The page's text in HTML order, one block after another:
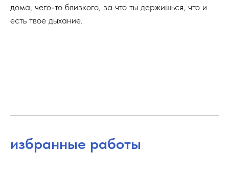
дома, чего-то близкого, за что ты держишься, что и
есть твое дыхание.
избранные работы